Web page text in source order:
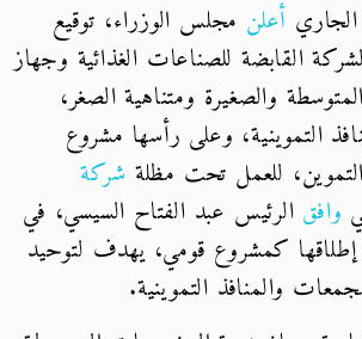
أعلن مجلس الوزراء، توقيع
القابضة للصناعات الغذائية وجهاز
والصغيرة ومتناهية الصغر،
التموينية، وعلى رأسها مشروع
للعمل تحت مظلة شركة
وافق الرئيس عبد الفتاح السيسي، في
إطلاقها كمشروع قومي، يهدف لتوحيد
والمنافذ التموينية.